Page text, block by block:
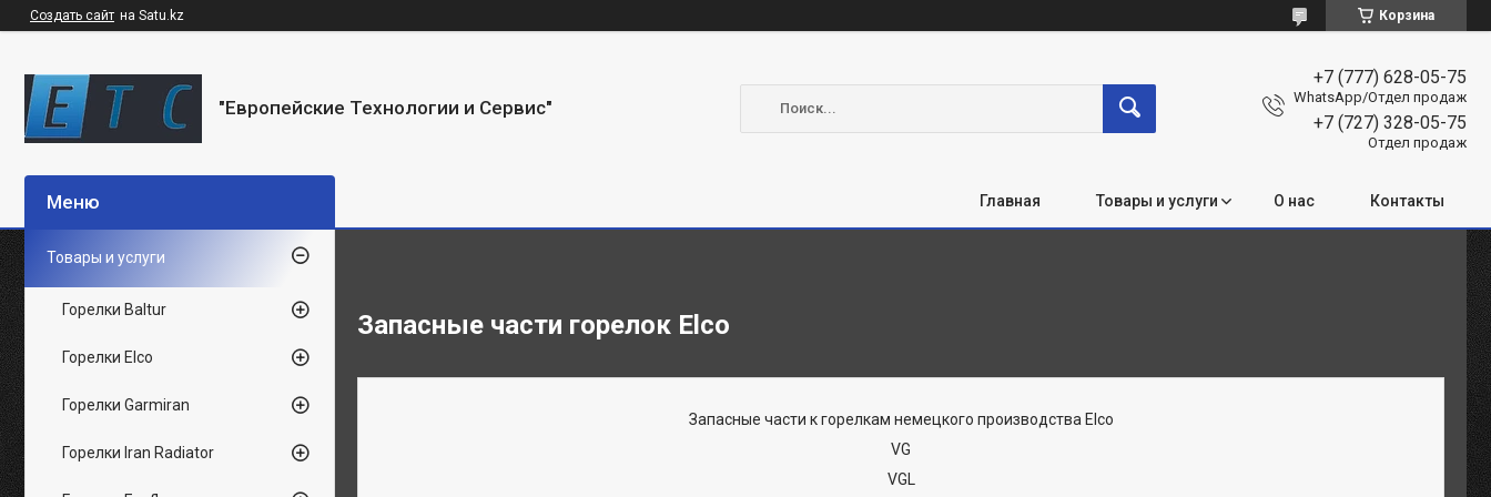
Создать сайт на Satu.kz Корзина
"Европейские Технологии и Сервис"
+7 (777) 628-05-75
WhatsApp/Отдел продаж
+7 (727) 328-05-75
Отдел продаж
Главная Товары и услуги О нас Контакты
Запасные части горелок Elco
Запасные части к горелкам немецкого производства Elco
VG
VGL
Товары и услуги
Горелки Baltur
Горелки Elco
Горелки Garmiran
Горелки Iran Radiator